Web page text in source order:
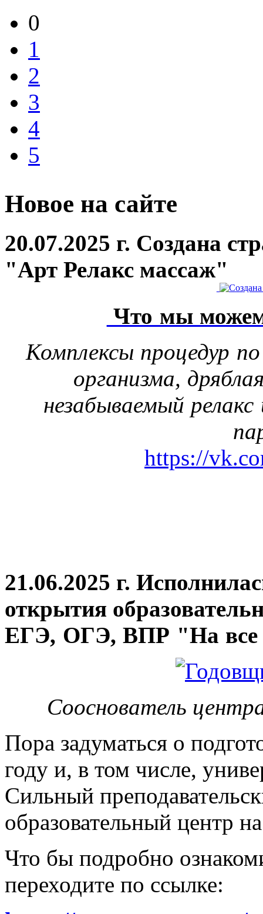
0
1
2
3
4
5
Новое на сайте
20.07.2025 г. Создана
"Арт Релакс массаж"
Что мы
Комплексы процедур
организма,
незабываемый
https://
21.06.2025 г.
открытия
ЕГЭ, ОГЭ, ВПР "На все
Сооснователь
Пора задуматься о
году и, в том числе,
Сильный
образовательный центр
Что бы подробно
переходите по ссылке: